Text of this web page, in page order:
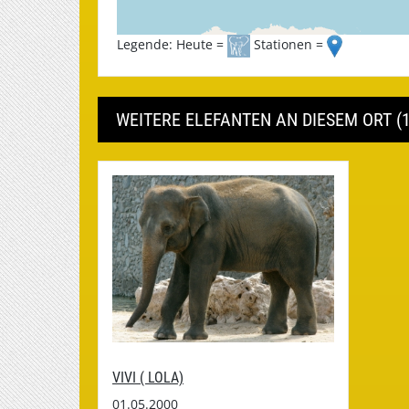
Legende: Heute = Stationen =
WEITERE ELEFANTEN AN DIESEM ORT
VIVI ( LOLA)
01.05.2000